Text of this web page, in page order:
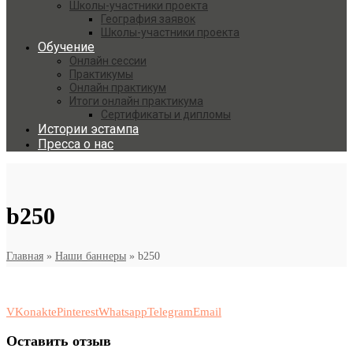
Школы-участники проекта
География заявок
Школы-участники проекта
Обучение
Онлайн сессии
Практикумы
Онлайн практикум
Итоги онлайн практикума
Сертификаты и дипломы
Истории эстампа
Пресса о нас
b250
Главная » Наши баннеры » b250
VKonaktePinterestWhatsappTelegramEmail
Оставить отзыв